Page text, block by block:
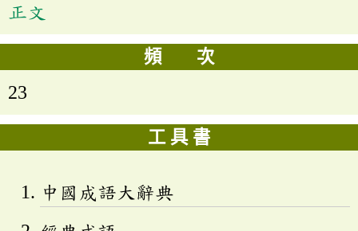
正文
頻 次
23
工 具 書
中國成語大辭典